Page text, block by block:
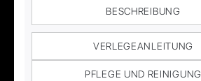
BESCHREIBUNG
VERLEGEANLEITUNG
PFLEGE UND REINIGUNG